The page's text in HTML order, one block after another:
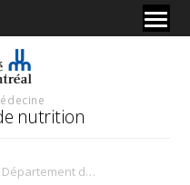
nutrition
Séminaires du Département de nutrition